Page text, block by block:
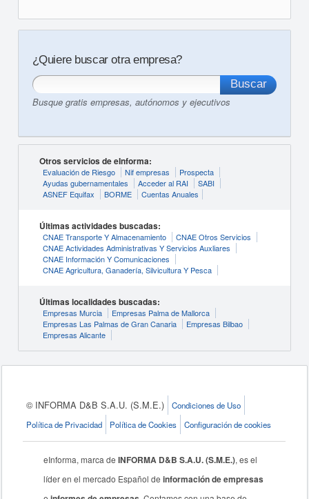
¿Quiere buscar otra empresa?
Busque gratis empresas, autónomos y ejecutivos
Otros servicios de eInforma:
Evaluación de Riesgo Nif empresas
Prospecta
Ayudas gubernamentales
Acceder al RAI
SABI
ASNEF Equifax
BORME Cuentas Anuales
Últimas actividades buscadas:
CNAE Transporte Y Almacenamiento
CNAE Otros Servicios
CNAE Actividades Administrativas Y Servicios Auxliares
CNAE Información Y Comunicaciones
CNAE Agricultura, Ganadería, Silvicultura Y Pesca
Últimas localidades buscadas:
Empresas Murcia
Empresas Palma de Mallorca
Empresas Las Palmas de Gran Canaria
Empresas Bilbao
Empresas Alicante
© INFORMA D&B S.A.U. (S.M.E.)
Condiciones de Uso
Política de Privacidad
Política de Cookies Configuración de cookies
eInforma, marca deINFORMA D&B S.A.U. (S.M.E.), es el
líder en el mercado Español deinformación de empresas